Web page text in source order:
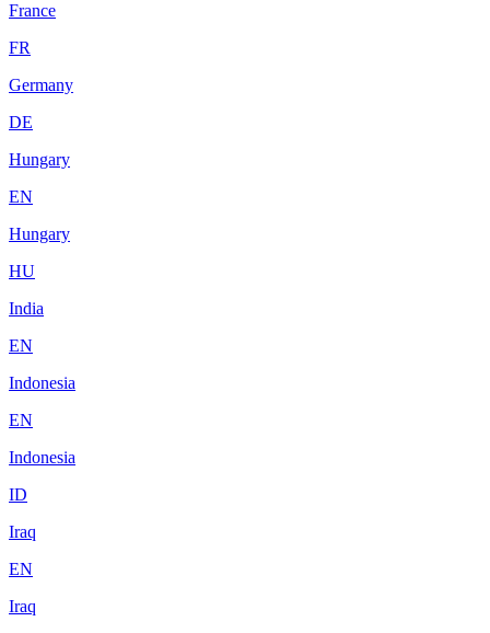
France
FR
Germany
DE
Hungary
EN
Hungary
HU
India
EN
Indonesia
EN
Indonesia
ID
Iraq
EN
Iraq